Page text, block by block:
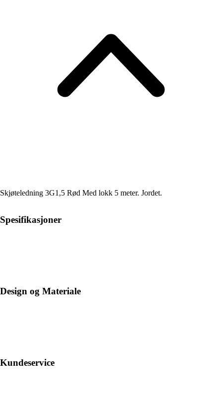
Skjøteledning 3G1,5 Rød Med lokk 5 meter. Jordet.
Spesifikasjoner
Design og Materiale
Kundeservice